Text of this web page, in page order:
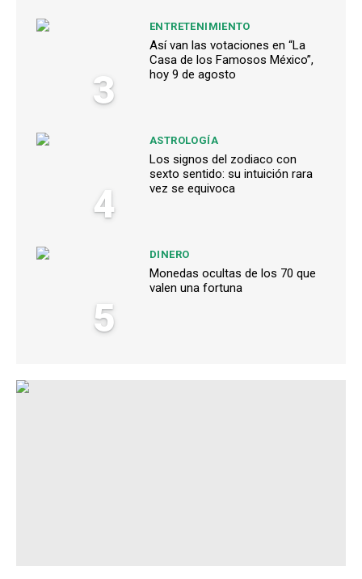
3
ENTRETENIMIENTO
Así van las votaciones en “La
Casa de los Famosos México”,
hoy 9 de agosto
4
ASTROLOGÍA
Los signos del zodiaco con
sexto sentido: su intuición rara
vez se equivoca
5
DINERO
Monedas ocultas de los 70 que
valen una fortuna